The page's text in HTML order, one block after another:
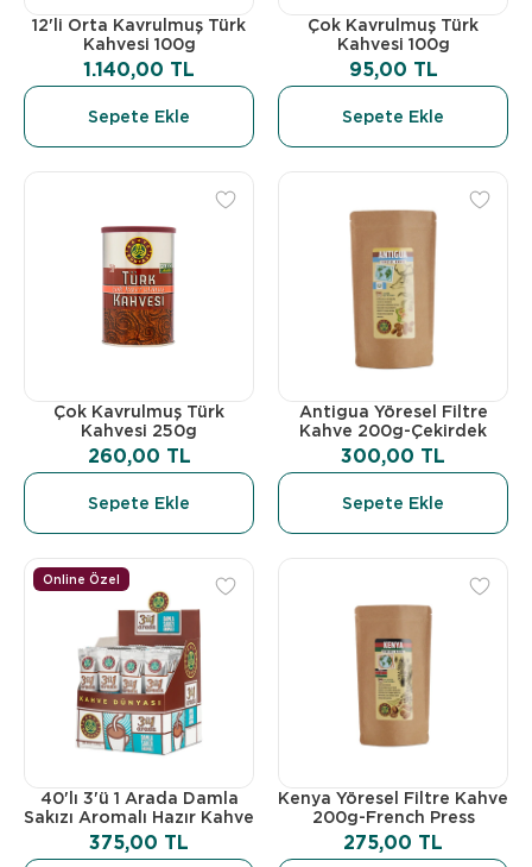
12'li Orta Kavrulmuş Türk
Kahvesi 100g
1.140,00 TL
Sepete Ekle
Çok Kavrulmuş Türk
Kahvesi 100g
95,00 TL
Sepete Ekle
Çok Kavrulmuş Türk
Kahvesi 250g
260,00 TL
Sepete Ekle
Antigua Yöresel Filtre
Kahve 200g-Çekirdek
300,00 TL
Sepete Ekle
Online Özel
40'lı 3'ü 1 Arada Damla
Sakızı Aromalı Hazır Kahve
375,00 TL
Kenya Yöresel Filtre Kahve
200g-French Press
275,00 TL